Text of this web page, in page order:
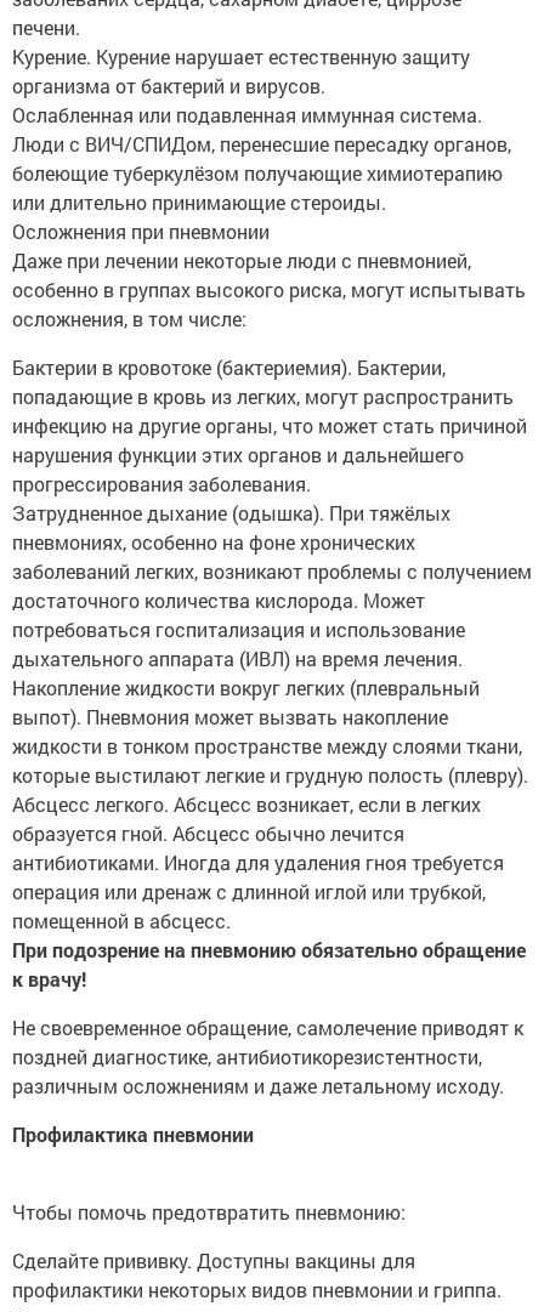
печени.
Курение. Курение нарушает естественную защиту
организма от бактерий и вирусов.
Ослабленная или подавленная иммунная система.
Люди с ВИЧ/СПИДом, перенесшие пересадку органов,
болеющие туберкулёзом получающие химиотерапию
или длительно принимающие стероиды.
Осложнения при пневмонии
Даже при лечении некоторые люди с пневмонией,
особенно в группах высокого риска, могут испытывать
осложнения, в том числе:
Бактерии в кровотоке (бактериемия). Бактерии,
попадающие в кровь из легких, могут распространить
инфекцию на другие органы, что может стать причиной
нарушения функции этих органов и дальнейшего
прогрессирования заболевания.
Затрудненное дыхание (одышка). При тяжёлых
пневмониях, особенно на фоне хронических
заболеваний легких, возникают проблемы с получением
достаточного количества кислорода. Может
потребоваться госпитализация и использование
дыхательного аппарата (ИВЛ) на время лечения.
Накопление жидкости вокруг легких (плевральный
выпот). Пневмония может вызвать накопление
жидкости в тонком пространстве между слоями ткани,
которые выстилают легкие и грудную полость (плевру).
Абсцесс легкого. Абсцесс возникает, если в легких
образуется гной. Абсцесс обычно лечится
антибиотиками. Иногда для удаления гноя требуется
операция или дренаж с длинной иглой или трубкой,
помещенной в абсцесс.
При подозрение на пневмонию обязательно обращение
к врачу!
Не своевременное обращение, самолечение приводят к
поздней диагностике, антибиотикорезистентности,
различным осложнениям и даже летальному исходу.
Профилактика пневмонии
Чтобы помочь предотвратить пневмонию:
Сделайте прививку. Доступны вакцины для
профилактики некоторых видов пневмонии и гриппа.